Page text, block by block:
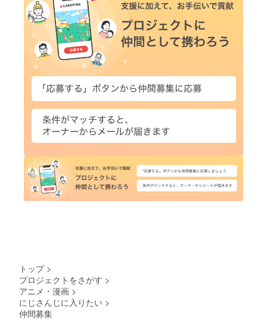
トップ >
プロジェクトをさがす >
アニメ・漫画 >
にじさんじに入りたい >
仲間募集